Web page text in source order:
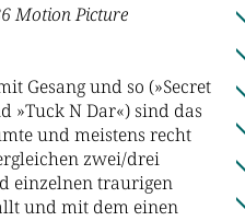
Motion Picture
Gesang und so (»Secret
»Tuck N Dar«) sind das
und meistens recht
zwei/drei
einzelnen traurigen
und mit dem einen